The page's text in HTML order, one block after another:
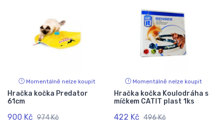
Momentálně nelze koupit
Hračka kočka Predator
61cm
900 Kč 974 Kč
Momentálně nelze koupit
Hračka kočka Koulodráha s
míčkem CATIT plast 1ks
422 Kč 496 Kč